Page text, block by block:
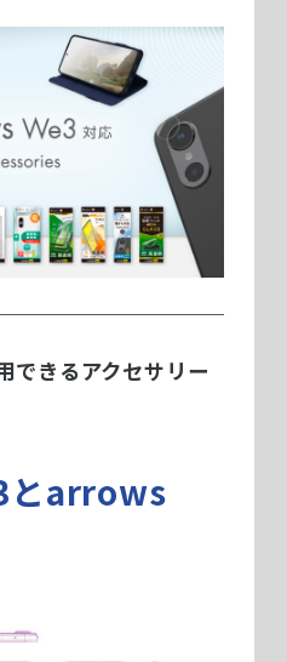
© 2006 Trinity, Inc. All rights reserved.
できるアクセサリー
とarrows